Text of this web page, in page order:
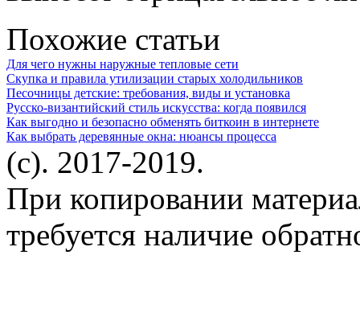
Похожие статьи
Для чего нужны наружные тепловые сети
Скупка и правила утилизации старых холодильников
Песочницы детские: требования, виды и установка
Русско-византийский стиль искусства: когда появился
Как выгодно и безопасно обменять биткоин в интернете
Как выбрать деревянные окна: нюансы процесса
(c). 2017-2019.
При копировании
требуется наличие